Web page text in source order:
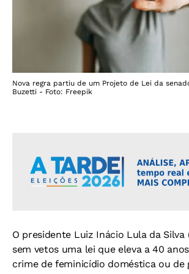
Nova regra partiu de um Projeto de Lei da
Buzetti - Foto: Freepik
O presidente Luiz Inácio Lula da Silva
sem vetos uma lei que eleva a 40
crime de feminicídio doméstica ou de